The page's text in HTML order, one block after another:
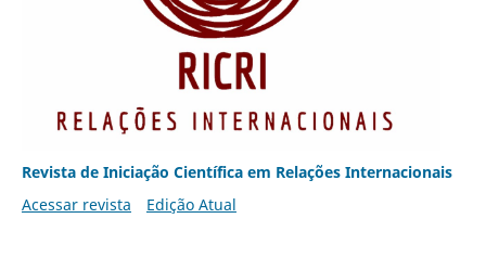
Revista de Iniciação Científica em Relações Internacionais
Acessar revista
Edição Atual